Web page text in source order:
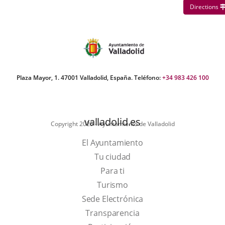
Directions
Plaza Mayor, 1. 47001 Valladolid, España. Teléfono:+34 983 426 100
Copyright 2025 - Ayuntamiento de Valladolid
valladolid.es
El Ayuntamiento
Tu ciudad
Para ti
TurismoThis
link
will
Sede Electrónica
Transparencia